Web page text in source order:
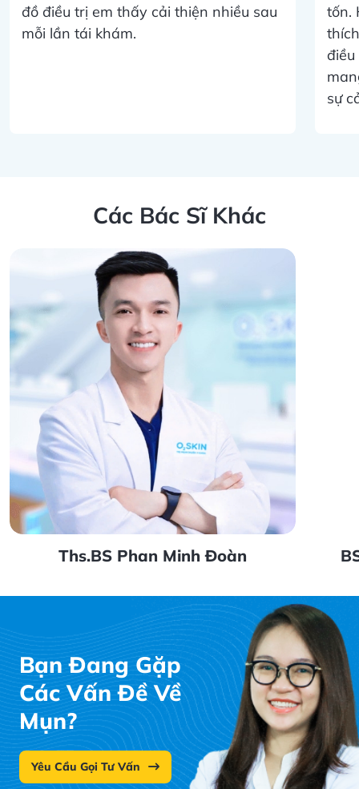
đồ điều trị em thấy cải thiện nhiều sau
mỗi lần tái khám.
tốn.
sự
Các Bác Sĩ Khác
Ths.BS Phan Minh Đoàn
Bạn Đang Gặp
Các Vấn Đề Về
Mụn?
Yêu Cầu Gọi Tư Vấn